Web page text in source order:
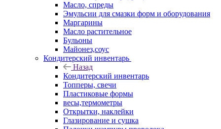
Масло, спреды
Эмульсии для смазки форм и оборудования
Маргарины
Масло растительное
Бульоны
Майонез,соус
Кондитерский инвентарь
Назад
Кондитерский инвентарь
Топперы, свечи
Пластиковые формы
весы,термометры
Открытки, наклейки
Глазирование и сушка